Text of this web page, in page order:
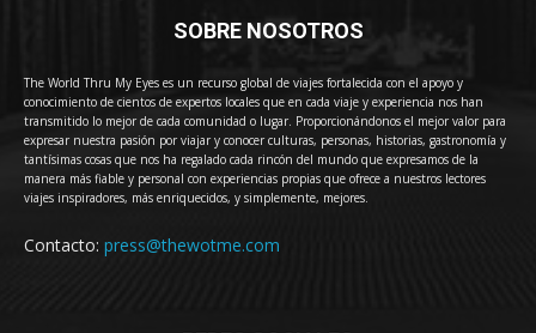
SOBRE NOSOTROS
The World Thru My Eyes es un recurso global de viajes fortalecida con el apoyo y
conocimiento de cientos de expertos locales que en cada viaje y experiencia nos han
transmitido lo mejor de cada comunidad o lugar. Proporcionándonos el mejor valor para
expresar nuestra pasión por viajar y conocer culturas, personas, historias, gastronomía y
tantísimas cosas que nos ha regalado cada rincón del mundo que expresamos de la
manera más fiable y personal con experiencias propias que ofrece a nuestros lectores
viajes inspiradores, más enriquecidos, y simplemente, mejores.
Contacto: press@thewotme.com